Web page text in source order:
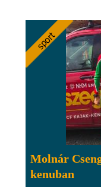
Molnár
kenuban